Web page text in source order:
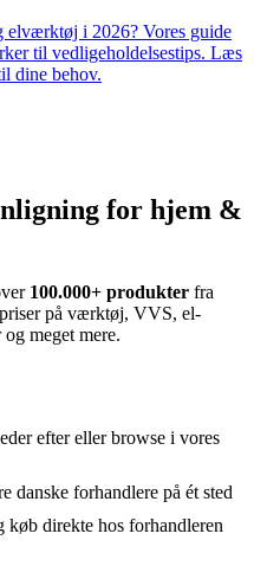
elværktøj i 2026? Vores guide
til vedligeholdelsestips. Læs
dine behov.
for hjem &
100.000+ produkter fra
på værktøj, VVS, el-
meget mere.
efter eller browse i vores
danske forhandlere på ét sted
køb direkte hos forhandleren